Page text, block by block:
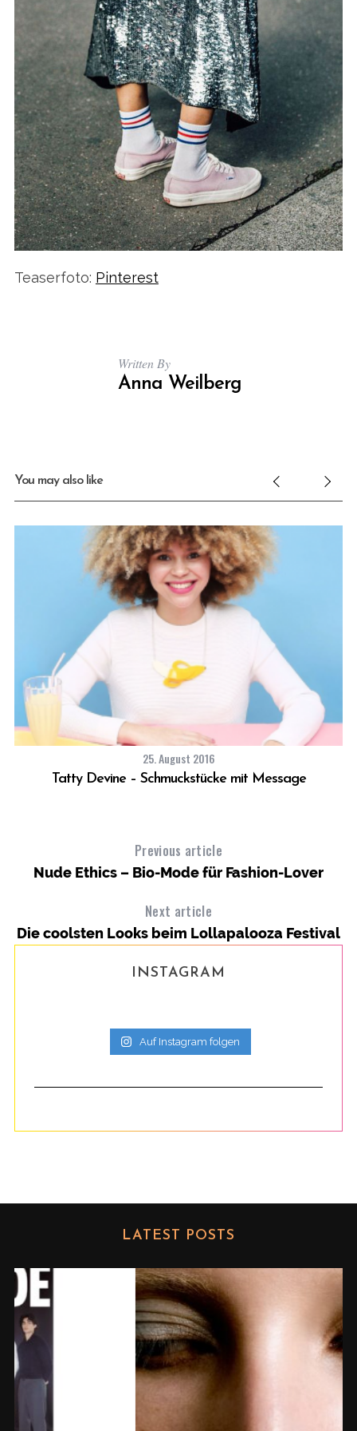
Teaserfoto: Pinterest
Written By
Anna Weilberg
You may also like
25. August 2016
Tatty Devine – Schmuckstücke mit Message
Previous article
Nude Ethics – Bio-Mode für Fashion-Lover
Next article
Die coolsten Looks beim Lollapalooza Festival
INSTAGRAM
Auf Instagram folgen
LATEST POSTS